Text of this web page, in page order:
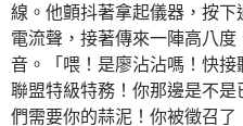
線。他顫抖著拿起儀器，按
電流聲，接著傳來一陣高八
音。「喂！是廖沾沾嗎！快
聯盟特級特務！你那邊是不
們需要你的蒜泥！你被徵召